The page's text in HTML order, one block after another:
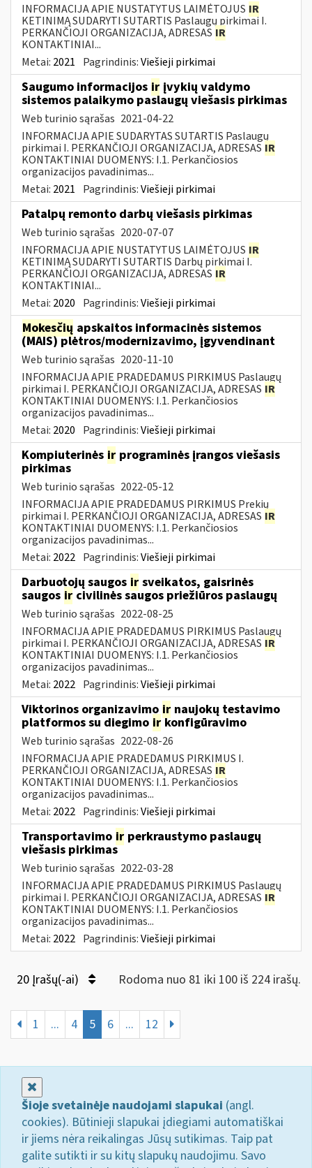
INFORMACIJA APIE NUSTATYTUS LAIMĖTOJUS IR
KETINIMĄ SUDARYTI SUTARTIS Paslaugų pirkimai I.
PERKANČIOJI ORGANIZACIJA, ADRESAS IR
KONTAKTINIAI...
Metai: 2021 Pagrindinis:Viešieji pirkimai
Saugumo informacijos ir įvykių valdymo
sistemos palaikymo paslaugų viešasis pirkimas
Web turinio sąrašas 2021-04-22
INFORMACIJA APIE SUDARYTAS SUTARTIS Paslaugų
pirkimai I. PERKANČIOJI ORGANIZACIJA, ADRESAS IR
KONTAKTINIAI DUOMENYS: I.1. Perkančiosios
organizacijos pavadinimas...
Metai: 2021 Pagrindinis:Viešieji pirkimai
Patalpų remonto darbų viešasis pirkimas
Web turinio sąrašas 2020-07-07
INFORMACIJA APIE NUSTATYTUS LAIMĖTOJUS IR
KETINIMĄ SUDARYTI SUTARTIS Darbų pirkimai I.
PERKANČIOJI ORGANIZACIJA, ADRESAS IR
KONTAKTINIAI...
Metai: 2020 Pagrindinis:Viešieji pirkimai
Mokesčių apskaitos informacinės sistemos
(MAIS) plėtros/modernizavimo, įgyvendinant
Web turinio sąrašas 2020-11-10
INFORMACIJA APIE PRADEDAMUS PIRKIMUS Paslaugų
pirkimai I. PERKANČIOJI ORGANIZACIJA, ADRESAS IR
KONTAKTINIAI DUOMENYS: I.1. Perkančiosios
organizacijos pavadinimas...
Metai: 2020 Pagrindinis:Viešieji pirkimai
Kompiuterinės ir programinės įrangos viešasis
pirkimas
Web turinio sąrašas 2022-05-12
INFORMACIJA APIE PRADEDAMUS PIRKIMUS Prekių
pirkimai I. PERKANČIOJI ORGANIZACIJA, ADRESAS IR
KONTAKTINIAI DUOMENYS: I.1. Perkančiosios
organizacijos pavadinimas...
Metai: 2022 Pagrindinis:Viešieji pirkimai
Darbuotojų saugos ir sveikatos, gaisrinės
saugos ir civilinės saugos priežiūros paslaugų
Web turinio sąrašas 2022-08-25
INFORMACIJA APIE PRADEDAMUS PIRKIMUS Paslaugų
pirkimai I. PERKANČIOJI ORGANIZACIJA, ADRESAS IR
KONTAKTINIAI DUOMENYS: I.1. Perkančiosios
organizacijos pavadinimas...
Metai: 2022 Pagrindinis:Viešieji pirkimai
Viktorinos organizavimo ir naujokų testavimo
platformos su diegimo irkonfigūravimo
Web turinio sąrašas 2022-08-26
INFORMACIJA APIE PRADEDAMUS PIRKIMUS I.
PERKANČIOJI ORGANIZACIJA, ADRESAS IR
KONTAKTINIAI DUOMENYS: I.1. Perkančiosios
organizacijos pavadinimas...
Metai: 2022 Pagrindinis:Viešieji pirkimai
Transportavimo ir perkraustymo paslaugų
viešasis pirkimas
Web turinio sąrašas 2022-03-28
INFORMACIJA APIE PRADEDAMUS PIRKIMUS Paslaugų
pirkimai I. PERKANČIOJI ORGANIZACIJA, ADRESAS IR
KONTAKTINIAI DUOMENYS: I.1. Perkančiosios
organizacijos pavadinimas...
Metai: 2022 Pagrindinis:Viešieji pirkimai
20 Įrašų(-ai) Rodoma nuo 81 iki 100 iš 224 irašų.
1 ... 4 5 6 ... 12
Šioje svetainėje naudojami slapukai (angl.
cookies). Būtinieji slapukai įdiegiami automatiškai
ir jiems nėra reikalingas Jūsų sutikimas. Taip pat
galite sutikti ir su kitų slapukų naudojimu. Savo